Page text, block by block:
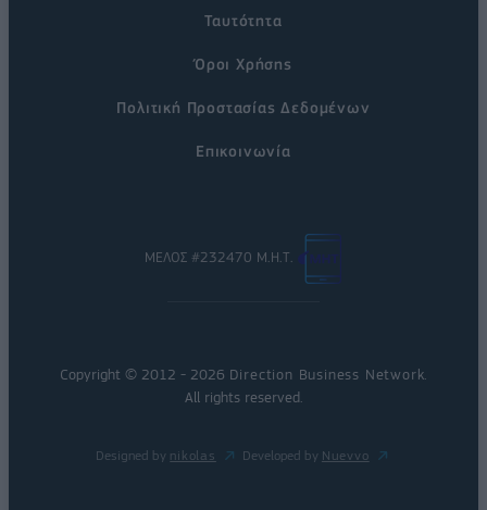
Ταυτότητα
Όροι Χρήσης
Πολιτική Προστασίας Δεδομένων
Επικοινωνία
ΜΕΛΟΣ #232470 Μ.Η.Τ.
Copyright © 2012 - 2026 Direction Business Network
All rights reserved.
Designed by nikolas Developed by Nuevvo